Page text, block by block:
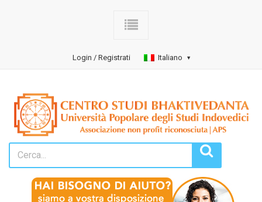
Login / Registrati Italiano